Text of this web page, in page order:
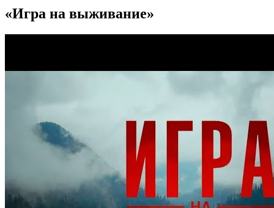
«Игра на выживание»